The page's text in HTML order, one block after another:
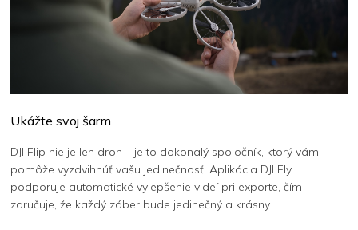
Ukážte svoj šarm
DJI Flip nie je len dron – je to dokonalý spoločník, ktorý vám
pomôže vyzdvihnúť vašu jedinečnosť. Aplikácia DJI Fly
podporuje automatické vylepšenie videí pri exporte, čím
zaručuje, že každý záber bude jedinečný a krásny.